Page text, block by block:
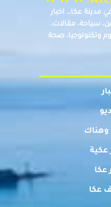
مدينة عكا… اخبار
سياحة، مقالات،
وتكنولوجيا، صحة
وهناك
عكية
عكا
عكا